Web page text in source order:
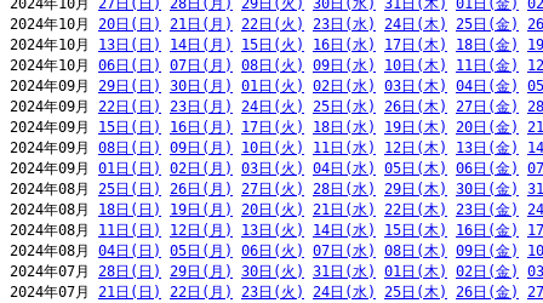
2024年10月 27日(日) 28日(月) 29日(火) 30日(水) 31日(木) 01日(金)
2024年10月 20日(日) 21日(月) 22日(火) 23日(水) 24日(木) 25日(金)
2024年10月 13日(日) 14日(月) 15日(火) 16日(水) 17日(木) 18日(金)
2024年10月 06日(日) 07日(月) 08日(火) 09日(水) 10日(木) 11日(金)
2024年09月 29日(日) 30日(月) 01日(火) 02日(水) 03日(木) 04日(金)
2024年09月 22日(日) 23日(月) 24日(火) 25日(水) 26日(木) 27日(金)
2024年09月 15日(日) 16日(月) 17日(火) 18日(水) 19日(木) 20日(金)
2024年09月 08日(日) 09日(月) 10日(火) 11日(水) 12日(木) 13日(金)
2024年09月 01日(日) 02日(月) 03日(火) 04日(水) 05日(木) 06日(金)
2024年08月 25日(日) 26日(月) 27日(火) 28日(水) 29日(木) 30日(金)
2024年08月 18日(日) 19日(月) 20日(火) 21日(水) 22日(木) 23日(金)
2024年08月 11日(日) 12日(月) 13日(火) 14日(水) 15日(木) 16日(金)
2024年08月 04日(日) 05日(月) 06日(火) 07日(水) 08日(木) 09日(金)
2024年07月 28日(日) 29日(月) 30日(火) 31日(水) 01日(木) 02日(金)
2024年07月 21日(日) 22日(月) 23日(火) 24日(水) 25日(木) 26日(金)